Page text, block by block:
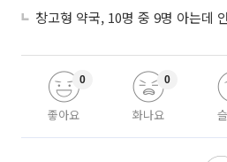
창고형 약국, 10명 중 9명 아는데
좋아요
0
화나요
0